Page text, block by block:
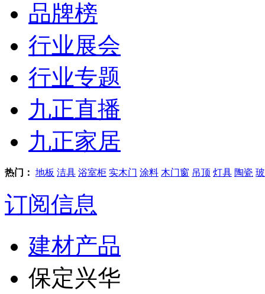
品牌榜
行业展会
行业专题
九正直播
九正家居
热门： 地板 洁具 浴室柜 实木门 涂料 木门窗 吊顶 灯具 陶瓷
订阅信息
建材产品
保定兴华